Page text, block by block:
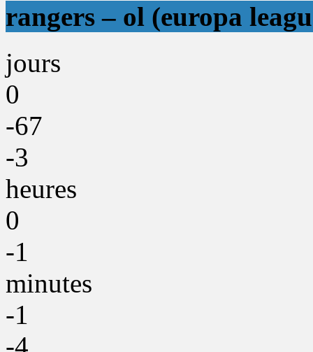
rangers – ol (europa
jours
0
-67
-3
heures
0
-1
minutes
-1